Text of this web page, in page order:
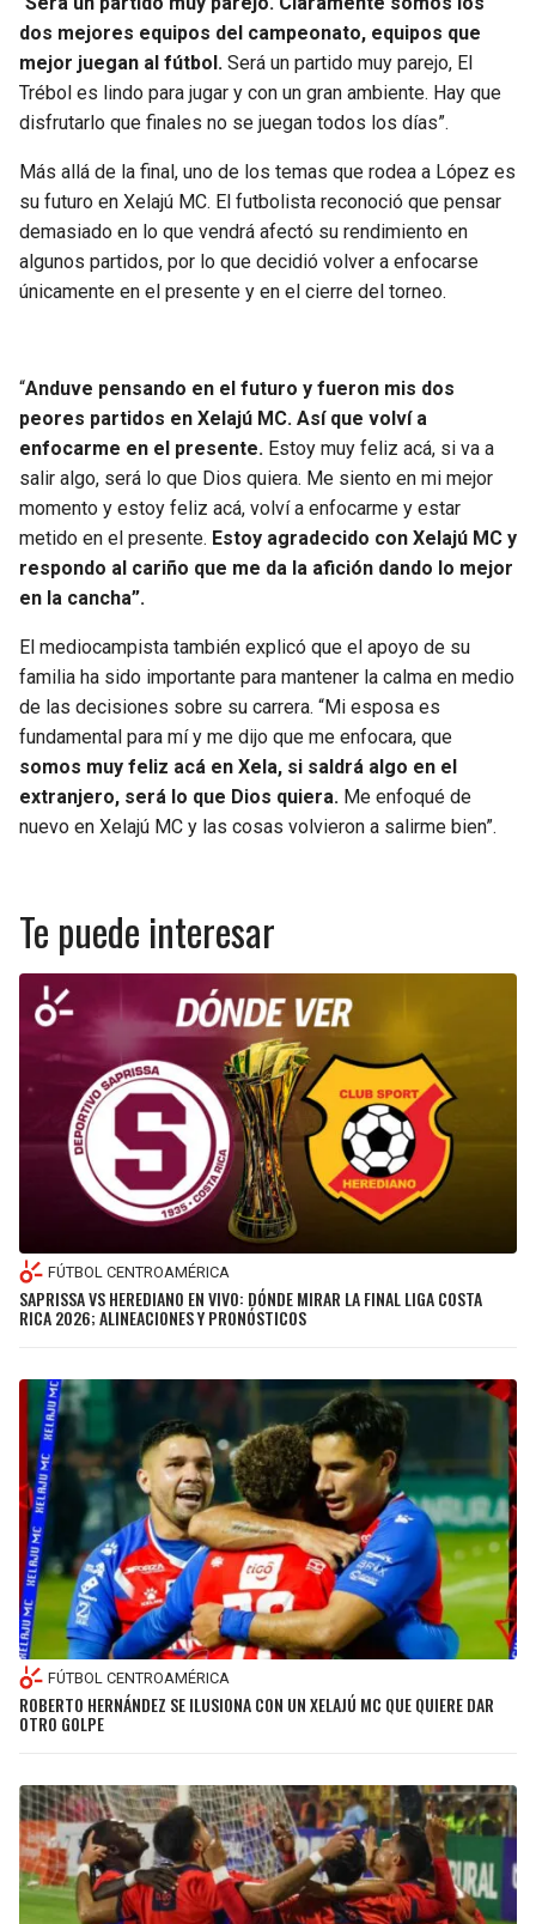
dos mejores equipos del campeonato, equipos que
mejor juegan al fútbol. Será un partido muy parejo, El
Trébol es lindo para jugar y con un gran ambiente. Hay que
disfrutarlo que finales no se juegan todos los días”.
Más allá de la final, uno de los temas que rodea a López es
su futuro en Xelajú MC. El futbolista reconoció que pensar
demasiado en lo que vendrá afectó su rendimiento en
algunos partidos, por lo que decidió volver a enfocarse
únicamente en el presente y en el cierre del torneo.
“Anduve pensando en el futuro y fueron mis dos
peores partidos en Xelajú MC. Así que volví a
enfocarme en el presente. Estoy muy feliz acá, si va a
salir algo, será lo que Dios quiera. Me siento en mi mejor
momento y estoy feliz acá, volví a enfocarme y estar
metido en el presente. Estoy agradecido con Xelajú MC y
respondo al cariño que me da la afición dando lo mejor
en la cancha”.
El mediocampista también explicó que el apoyo de su
familia ha sido importante para mantener la calma en medio
de las decisiones sobre su carrera. “Mi esposa es
fundamental para mí y me dijo que me enfocara, que
somos muy feliz acá en Xela, si saldrá algo en el
extranjero, será lo que Dios quiera. Me enfoqué de
nuevo en Xelajú MC y las cosas volvieron a salirme bien”.
Te puede interesar
FÚTBOL CENTROAMÉRICA
SAPRISSA VS HEREDIANO EN VIVO: DÓNDE MIRAR LA FINAL LIGA COSTA
RICA 2026; ALINEACIONES Y PRONÓSTICOS
FÚTBOL CENTROAMÉRICA
ROBERTO HERNÁNDEZ SE ILUSIONA CON UN XELAJÚ MC QUE QUIERE DAR
OTRO GOLPE